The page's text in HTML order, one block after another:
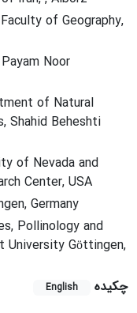
of Geography,
Noor
of Natural
Shahid Beheshti
of Nevada and
Center, USA
Germany
Pollinology and
University Göttingen,
چکیده
English